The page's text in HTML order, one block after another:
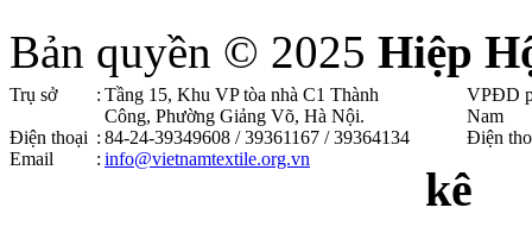
Bản quyền © 2025 Hiệp
Trụ sở : Tầng 15, Khu VP tòa nhà C1 Thành
Công, Phường Giảng Võ, Hà Nội .
Điện thoại : 84-24-39349608 / 39361167 / 39364134
Email
: info@vietnamtextile.org.vn
VPĐD
Nam
Điện
kê